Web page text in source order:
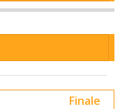
Finale